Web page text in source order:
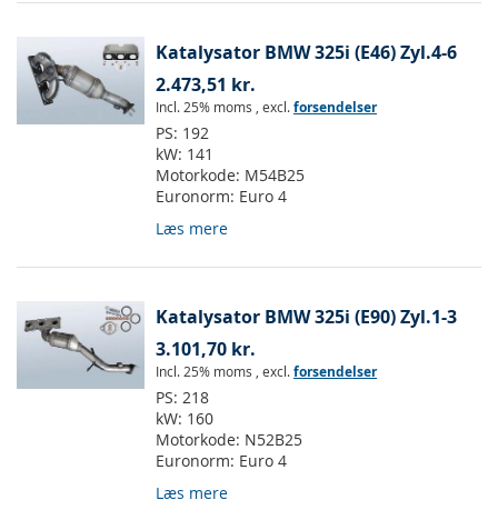
Katalysator BMW 325i (E46) Zyl.4-6
2.473,51 kr.
Incl. 25% moms , excl.forsendelser
PS: 192
kW: 141
Motorkode: M54B25
Euronorm: Euro 4
Læs mere
Katalysator BMW 325i (E90) Zyl.1-3
3.101,70 kr.
Incl. 25% moms , excl.forsendelser
PS: 218
kW: 160
Motorkode: N52B25
Euronorm: Euro 4
Læs mere